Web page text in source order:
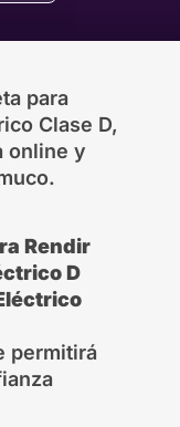
para
Clase D,
online y
Rendir
D
permitirá